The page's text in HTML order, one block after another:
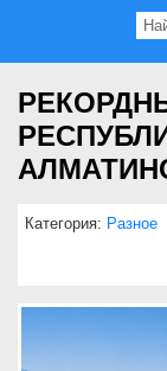
Категория: Разное